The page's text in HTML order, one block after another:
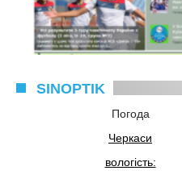
SINOPTIK
Погода
Черкаси
вологість: